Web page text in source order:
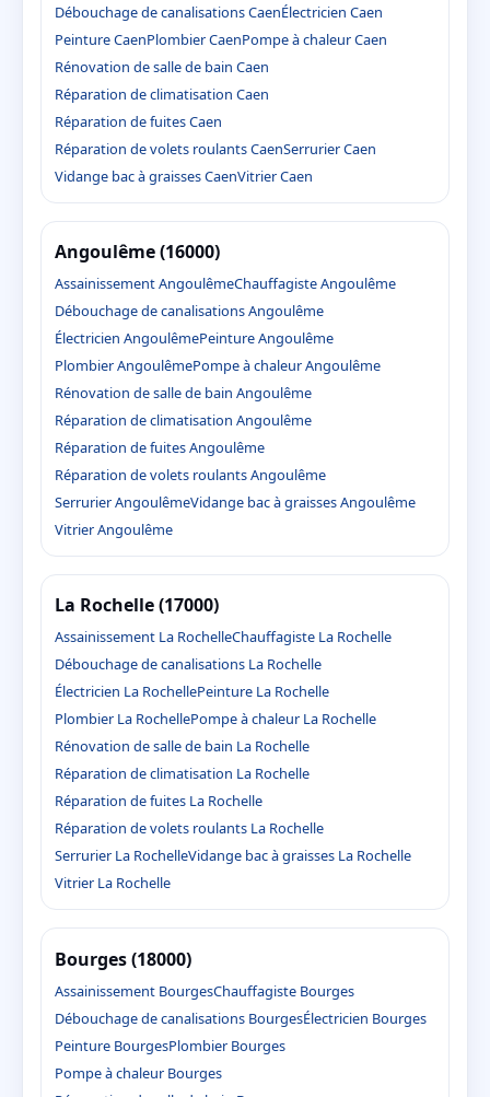
Débouchage de canalisations CaenÉlectricien Caen
Peinture CaenPlombier CaenPompe à chaleur Caen
Rénovation de salle de bain Caen
Réparation de climatisation Caen
Réparation de fuites Caen
Réparation de volets roulants CaenSerrurier Caen
Vidange bac à graisses CaenVitrier Caen
Angoulême (16000)
Assainissement AngoulêmeChauffagiste Angoulême
Débouchage de canalisations Angoulême
Électricien AngoulêmePeinture Angoulême
Plombier AngoulêmePompe à chaleur Angoulême
Rénovation de salle de bain Angoulême
Réparation de climatisation Angoulême
Réparation de fuites Angoulême
Réparation de volets roulants Angoulême
Serrurier AngoulêmeVidange bac à graisses Angoulême
Vitrier Angoulême
La Rochelle (17000)
Assainissement La RochelleChauffagiste La Rochelle
Débouchage de canalisations La Rochelle
Électricien La RochellePeinture La Rochelle
Plombier La RochellePompe à chaleur La Rochelle
Rénovation de salle de bain La Rochelle
Réparation de climatisation La Rochelle
Réparation de fuites La Rochelle
Réparation de volets roulants La Rochelle
Serrurier La RochelleVidange bac à graisses La Rochelle
Vitrier La Rochelle
Bourges (18000)
Assainissement BourgesChauffagiste Bourges
Débouchage de canalisations BourgesÉlectricien Bourges
Peinture BourgesPlombier Bourges
Pompe à chaleur Bourges